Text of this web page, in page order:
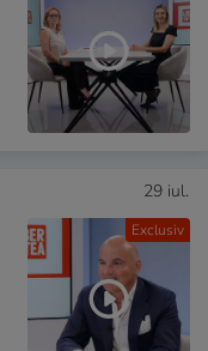
Exclusiv
29 iul.